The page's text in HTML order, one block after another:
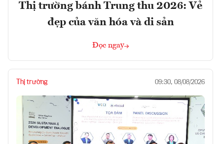
Thị trường bánh Trung thu 2026: Vẻ
đẹp của văn hóa và di sản
Đọc ngay
Thị trường 09:30, 08/08/2026